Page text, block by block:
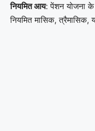
नियमित आय: पेंशन योजना
नियमित मासिक, त्रैमासिक,